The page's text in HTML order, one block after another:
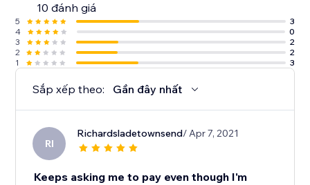
10 đánh giá
5
3
4
0
3
2
2
2
1
3
Sắp xếp theo: Gần đây nhất
RI
Richardsladetownsend/ Apr 7, 2021
Keeps asking me to pay even though I'm